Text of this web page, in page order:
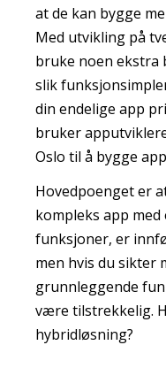
at de kan bygge
Med utvikling på
bruke noen
slik
din endelige app
bruker
Oslo til å bygge
Hovedpoenget er
kompleks app
funksjoner, er
men hvis du sikter
grunnleggende
være tilstrekkelig.
hybridløsning?